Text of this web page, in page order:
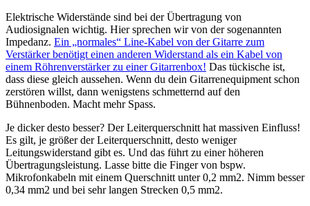
Elektrische Widerstände sind bei der Übertragung von
Audiosignalen wichtig. Hier sprechen wir von der sogenannten
Impedanz. Ein „normales“ Line-Kabel von der Gitarre zum
Verstärker benötigt einen anderen Widerstand als ein Kabel von
einem Röhrenverstärker zu einer Gitarrenbox! Das tückische ist,
dass diese gleich aussehen. Wenn du dein Gitarrenequipment schon
zerstören willst, dann wenigstens schmetternd auf den
Bühnenboden. Macht mehr Spass.
Je dicker desto besser? Der Leiterquerschnitt hat massiven Einfluss!
Es gilt, je größer der Leiterquerschnitt, desto weniger
Leitungswiderstand gibt es. Und das führt zu einer höheren
Übertragungsleistung. Lasse bitte die Finger von bspw.
Mikrofonkabeln mit einem Querschnitt unter 0,2 mm2. Nimm besser
0,34 mm2 und bei sehr langen Strecken 0,5 mm2.